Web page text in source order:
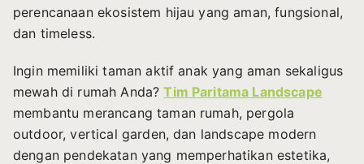
perencanaan ekosistem hijau yang aman, fungsional,
dan timeless.
Ingin memiliki taman aktif anak yang aman sekaligus
mewah di rumah Anda?Tim Paritama Landscape
membantu merancang taman rumah, pergola
outdoor, vertical garden, dan landscape modern
dengan pendekatan yang memperhatikan estetika,